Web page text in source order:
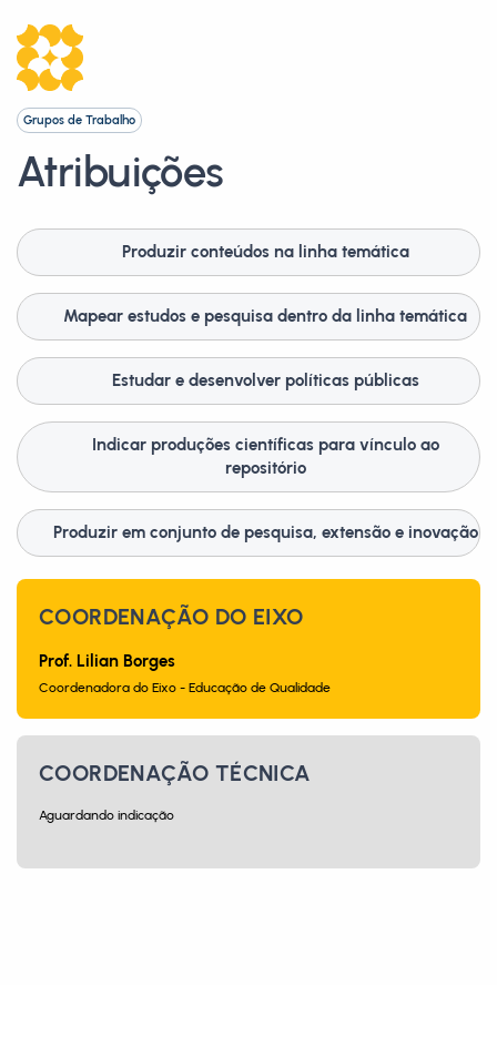
Grupos de Trabalho
Atribuições
Produzir conteúdos na linha temática
Mapear estudos e pesquisa dentro da linha temática
Estudar e desenvolver políticas públicas
Indicar produções científicas para vínculo ao
repositório
Produzir em conjunto de pesquisa, extensão e inovação
COORDENAÇÃO DO EIXO
Prof. Lilian Borges
Coordenadora do Eixo - Educação de Qualidade
COORDENAÇÃO TÉCNICA
Aguardando indicação